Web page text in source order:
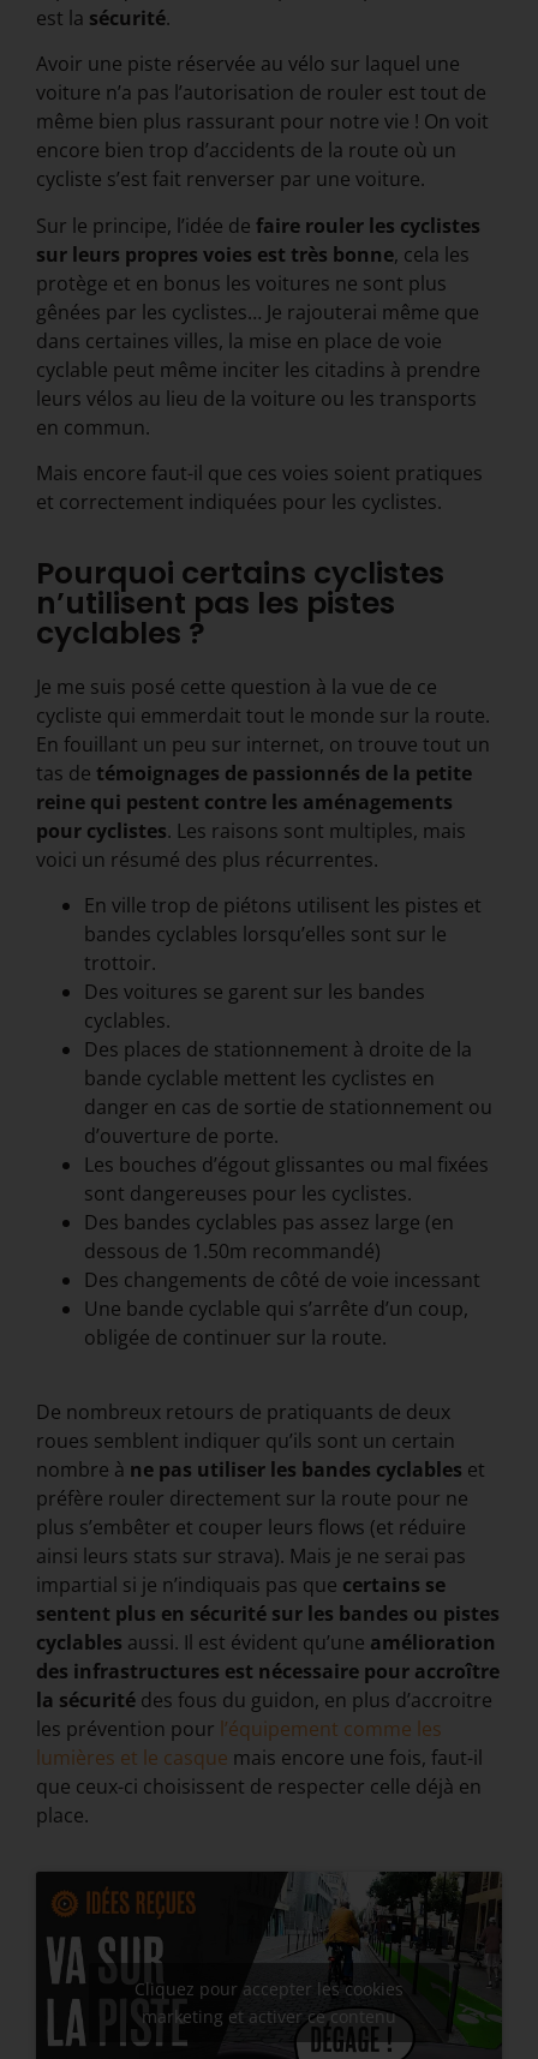
est la sécurité.
Avoir une piste réservée au vélo sur laquel une
voiture n’a pas l’autorisation de rouler est tout de
même bien plus rassurant pour notre vie ! On voit
encore bien trop d’accidents de la route où un
cycliste s’est fait renverser par une voiture.
Sur le principe, l’idée de faire rouler les cyclistes
sur leurs propres voies est très bonne, cela les
protège et en bonus les voitures ne sont plus
gênées par les cyclistes… Je rajouterai même que
dans certaines villes, la mise en place de voie
cyclable peut même inciter les citadins à prendre
leurs vélos au lieu de la voiture ou les transports
en commun.
Mais encore faut-il que ces voies soient pratiques
et correctement indiquées pour les cyclistes.
Pourquoi certains cyclistes
n’utilisent pas les pistes
cyclables ?
Je me suis posé cette question à la vue de ce
cycliste qui emmerdait tout le monde sur la route.
En fouillant un peu sur internet, on trouve tout un
tas de témoignages de passionnés de la petite
reine qui pestent contre les aménagements
pour cyclistes. Les raisons sont multiples, mais
voici un résumé des plus récurrentes.
En ville trop de piétons utilisent les pistes et
bandes cyclables lorsqu’elles sont sur le
trottoir.
Des voitures se garent sur les bandes
cyclables.
Des places de stationnement à droite de la
bande cyclable mettent les cyclistes en
danger en cas de sortie de stationnement ou
d’ouverture de porte.
Les bouches d’égout glissantes ou mal fixées
sont dangereuses pour les cyclistes.
Des bandes cyclables pas assez large (en
dessous de 1.50m recommandé)
Des changements de côté de voie incessant
Une bande cyclable qui s’arrête d’un coup,
obligée de continuer sur la route.
De nombreux retours de pratiquants de deux
roues semblent indiquer qu’ils sont un certain
nombre à ne pas utiliser les bandes cyclables et
préfère rouler directement sur la route pour ne
plus s’embêter et couper leurs flows (et réduire
ainsi leurs stats sur strava). Mais je ne serai pas
impartial si je n’indiquais pas que certains se
sentent plus en sécurité sur les bandes ou pistes
cyclables aussi. Il est évident qu’une amélioration
des infrastructures est nécessaire pour accroître
la sécurité des fous du guidon, en plus d’accroitre
les prévention pour l’équipement comme les
lumières et le casque mais encore une fois, faut-il
que ceux-ci choisissent de respecter celle déjà en
place.
Cliquez pour accepter les cookies
marketing et activer ce contenu